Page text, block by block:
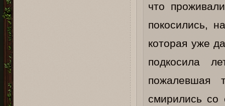
что
покосились,
которая уже
подкосила
пожалевшая
смирились со